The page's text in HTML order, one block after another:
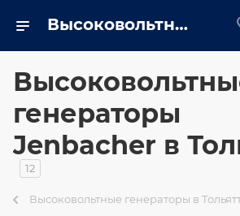
Высоковольтные генераторы Jenbacher в Тольятти - TRUSTENERGO
генераторы
Jenbacher в
12
Высоковольтные генераторы в